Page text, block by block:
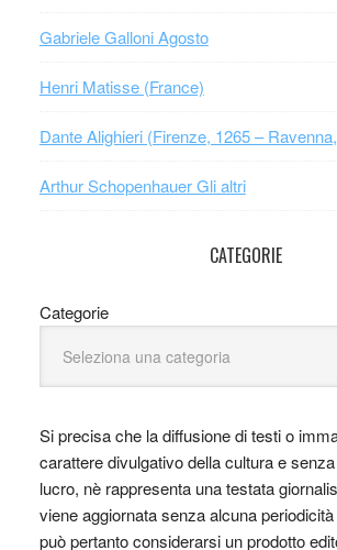
Gabriele Galloni Agosto
Henri Matisse (France)
Dante Alighieri (Firenze, 1265 –
Arthur Schopenhauer Gli altri
CATEGORIE
Categorie
Si precisa che la diffusione di testi o
carattere divulgativo della cultura e
lucro, nè rappresenta una testata
viene aggiornata senza alcuna
può pertanto considerarsi un prodotto